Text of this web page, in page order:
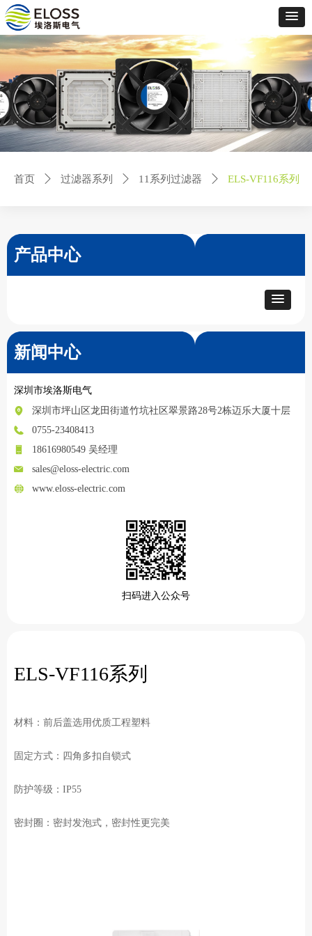
产品中心
首页 ꄲ 过滤器系列 ꄲ 11系列过滤器 ꄲ ELS-VF116系列
ELS-VF116系列
材料：前后盖选用优质工程塑料
固定方式：四角多扣自锁式
防护等级：IP55
密封圈：密封发泡式，密封性更完美
深圳市埃洛斯电气
新闻中心
深圳市坪山区龙田街道竹坑社区翠景路28号2栋迈乐大厦十层
0755-23408413
18616980549 吴经理
sales@eloss-electric.com
www.eloss-electric.com
扫码进入公众号